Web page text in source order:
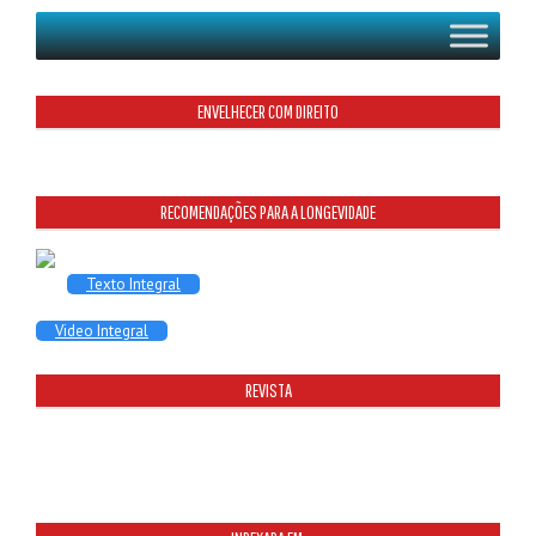
ENVELHECER COM DIREITO
RECOMENDAÇÕES PARA A LONGEVIDADE
Texto Integral
Video Integral
REVISTA